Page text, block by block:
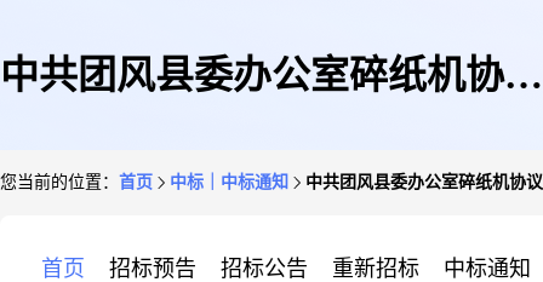
中共团风县委办公室碎纸机协议
您当前的位置： 首页 中标｜中标通知 中共团风县委办公室碎纸机协
首页 招标预告 招标公告 重新招标 中标通知